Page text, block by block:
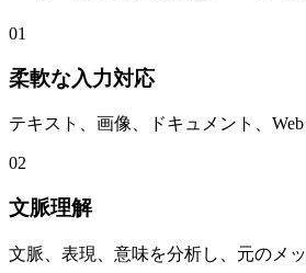
01
柔軟な入力対応
テキスト、画像、ドキュメント、
02
文脈理解
文脈、表現、意味を分析し、元のメ